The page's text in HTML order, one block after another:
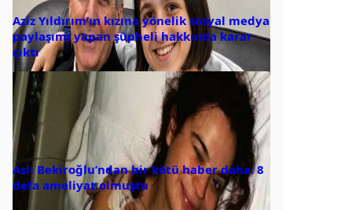
Aziz Yıldırım’ın kızına yönelik sosyal medya
paylaşımı yapan şüpheli hakkında karar
çıktı
Aslı Bekiroğlu’ndan bir kötü haber daha: 8
defa ameliyat olmuştu